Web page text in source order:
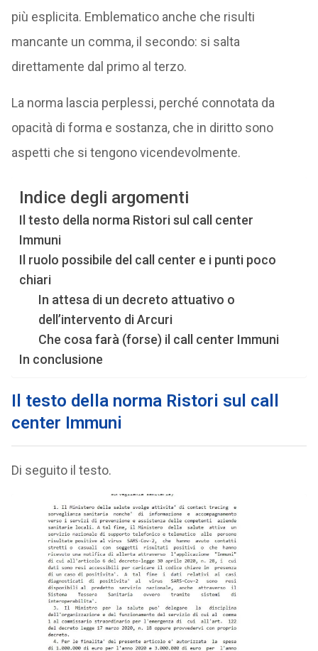
più esplicita. Emblematico anche che risulti
mancante un comma, il secondo: si salta
direttamente dal primo al terzo.
La norma lascia perplessi, perché connotata da
opacità di forma e sostanza, che in diritto sono
aspetti che si tengono vicendevolmente.
Indice degli argomenti
Il testo della norma Ristori sul call center
Immuni
Il ruolo possibile del call center e i punti poco
chiari
In attesa di un decreto attuativo o
dell’intervento di Arcuri
Che cosa farà (forse) il call center Immuni
In conclusione
Il testo della norma Ristori sul call
center Immuni
Di seguito il testo.